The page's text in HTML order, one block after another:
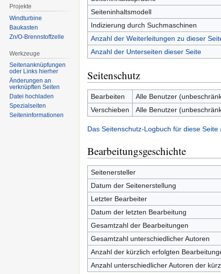
Seiteninhaltsmodell
Indizierung durch Suchmaschinen
Anzahl der Weiterleitungen zu dieser
Anzahl der Unterseiten dieser Seite
Seitenschutz
Bearbeiten
Alle Benutzer
Verschieben
Alle Benutzer
Das Seitenschutz-Logbuch für diese Seite
Bearbeitungsgeschichte
Seitenersteller
Datum der Seitenerstellung
Letzter Bearbeiter
Datum der letzten Bearbeitung
Gesamtzahl der Bearbeitungen
Gesamtzahl unterschiedlicher Autoren
Anzahl der kürzlich erfolgten
Anzahl unterschiedlicher Autoren der
Projekte
Windturbine
Baukasten
Zn/O-Brennstoffzelle
Werkzeuge
Seitenanknüpfungen
oder Links hierher
Änderungen an
verknüpften Seiten
Datei hochladen
Spezialseiten
Seiten­informationen